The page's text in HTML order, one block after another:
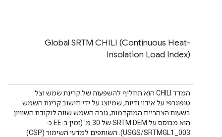
Global SRTM CHILI (Continuous Heat-
Insolation Load Index)
המדד CHILI הוא תחליף להשפעות של קרינת שמש וצל
טופוגרפי על אידוי ודיות, שמיוצג על ידי חישוב קרינת השמש
בשעות הצהריים המוקדמות, גובה השמש שווה לנקודת השוויון.
הוא מבוסס על SRTM DEM של 30 מ' (זמין ב-EE כ-
USGS/SRTMGL1_003). השותפים למדעי השימור (CSP)